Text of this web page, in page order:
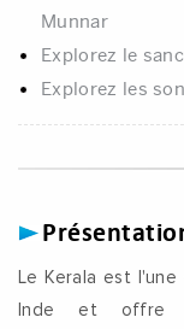
Munnar
Explorez le
Explorez les
Le Kerala est
Inde et offre